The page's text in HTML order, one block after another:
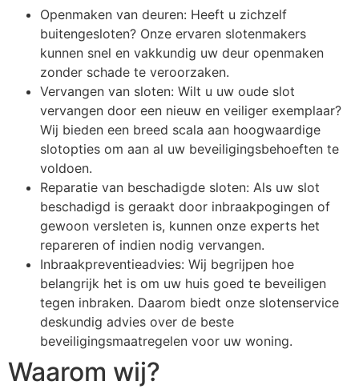
Openmaken van deuren: Heeft u zichzelf
buitengesloten? Onze ervaren slotenmakers
kunnen snel en vakkundig uw deur openmaken
zonder schade te veroorzaken.
Vervangen van sloten: Wilt u uw oude slot
vervangen door een nieuw en veiliger exemplaar?
Wij bieden een breed scala aan hoogwaardige
slotopties om aan al uw beveiligingsbehoeften te
voldoen.
Reparatie van beschadigde sloten: Als uw slot
beschadigd is geraakt door inbraakpogingen of
gewoon versleten is, kunnen onze experts het
repareren of indien nodig vervangen.
Inbraakpreventieadvies: Wij begrijpen hoe
belangrijk het is om uw huis goed te beveiligen
tegen inbraken. Daarom biedt onze slotenservice
deskundig advies over de beste
beveiligingsmaatregelen voor uw woning.
Waarom wij?